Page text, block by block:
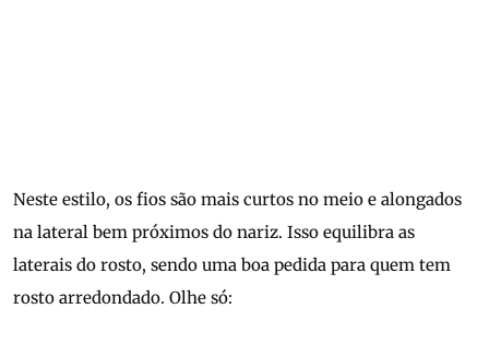
Neste estilo, os fios são mais curtos no meio e alongados
na lateral bem próximos do nariz. Isso equilibra as
laterais do rosto, sendo uma boa pedida para quem tem
rosto arredondado. Olhe só: